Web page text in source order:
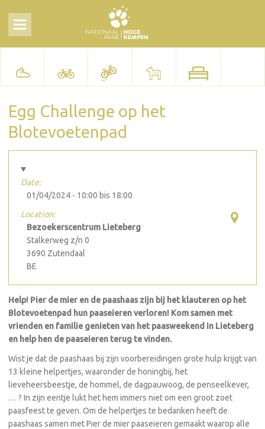
Egg Challenge op het
Blotevoetenpad
Date:
01/04/2024 - 10:00 bis 18:00
Location:
Bezoekerscentrum Lieteberg
Stalkerweg z/n 0
3690 Zutendaal
BE
Help! Pier de mier en de paashaas zijn bij het klauteren op het
Blotevoetenpad hun paaseieren verloren! Kom samen met
vrienden en familie genieten van het paasweekend in Lieteberg
en help hen de paaseieren terug te vinden.
Wist je dat de paashaas bij zijn voorbereidingen grote hulp krijgt van
13 kleine helpertjes, waaronder de honingbij, het
lieveheersbeestje, de hommel, de dagpauwoog, de penseelkever,
… ? In zijn eentje lukt het hem immers niet om een groot zoet
paasfeest te geven. Om de helpertjes te bedanken heeft de
paashaas samen met Pier de mier paaseieren gemaakt waarop alle